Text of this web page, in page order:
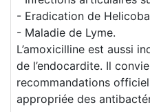
- Eradication de
- Maladie de Lyme.
L’amoxicilline est aussi
de l’endocardite. Il
recommandations
appropriée des